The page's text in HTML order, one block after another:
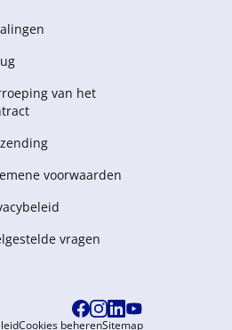
van het
voorwaarden
vragen
Cookies beherenSitemap